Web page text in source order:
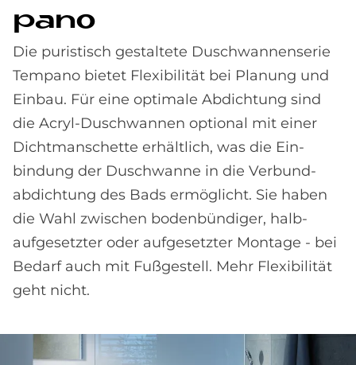
pa­no
Die puristisch gestaltete Duschwannen­serie
Tem­pano bietet Flexibilität bei Planung und
Ein­bau. Für eine optimale Abdichtung sind
die Acryl-Duschwannen optional mit einer
Dicht­manschette erhältlich, was die Ein­
bindung der Dusch­wanne in die Verbund­
abdichtung des Bads ermöglicht. Sie haben
die Wahl zwischen boden­bündiger, halb­
aufgesetzter oder auf­gesetzter Montage - bei
Be­darf auch mit Fuß­gestell. Mehr Flexibilität
geht nicht.